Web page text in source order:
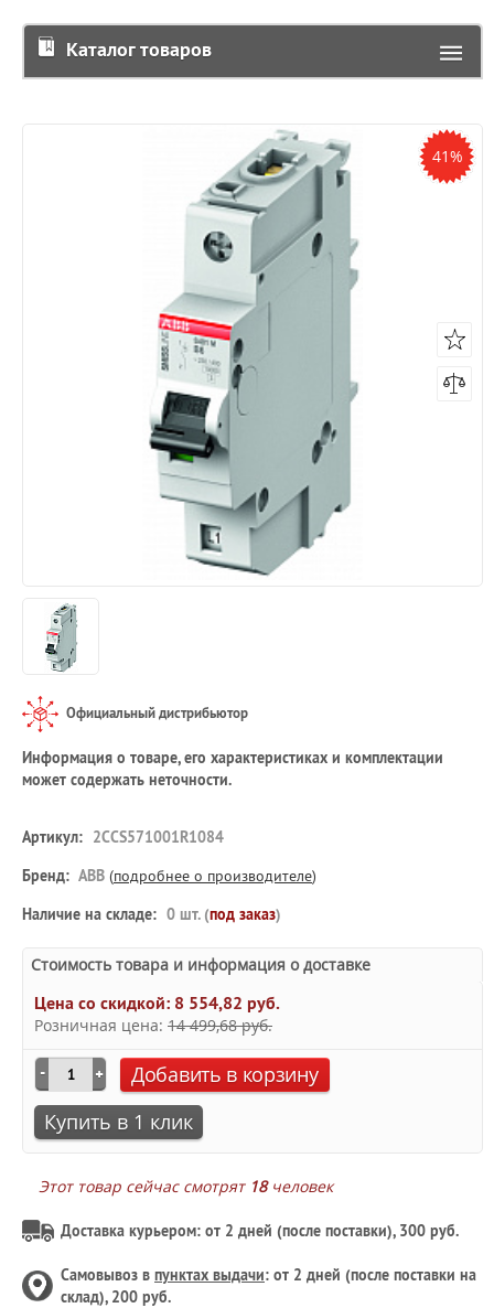
Каталог товаров
41%
Официальный дистрибьютор
Информация о товаре, его характеристиках и комплектации
может содержать неточности.
Артикул: 2CCS571001R1084
Бренд: ABB (подробнее о производителе)
Наличие на складе: 0 шт. (под заказ)
Стоимость товара и информация о доставке
Цена со скидкой: 8 554,82 руб.
Розничная цена: 14 499,68 руб.
Добавить в корзину
Купить в 1 клик
Этот товар сейчас смотрят 18человек
Доставка курьером: от 2 дней (после поставки), 300 руб.
Самовывоз в пунктах выдачи: от 2 дней (после поставки на
склад), 200 руб.